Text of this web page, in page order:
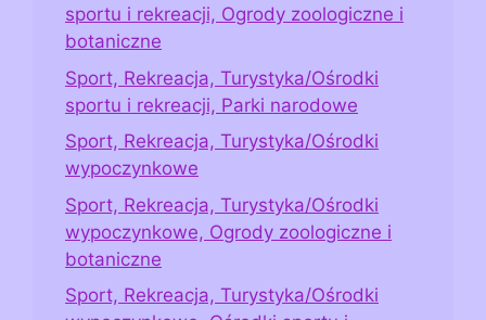
sportu i rekreacji, Ogrody zoologiczne i
botaniczne
Sport, Rekreacja, Turystyka/Ośrodki
sportu i rekreacji, Parki narodowe
Sport, Rekreacja, Turystyka/Ośrodki
wypoczynkowe
Sport, Rekreacja, Turystyka/Ośrodki
wypoczynkowe, Ogrody zoologiczne i
botaniczne
Sport, Rekreacja, Turystyka/Ośrodki